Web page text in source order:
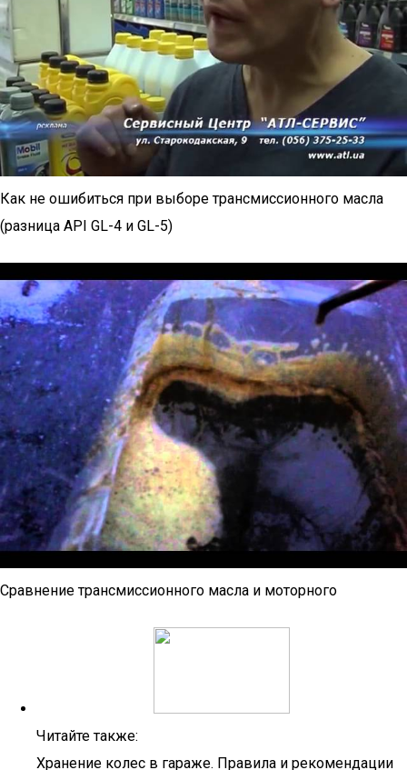
Как не ошибиться при выборе трансмиссионного масла
(разница API GL-4 и GL-5)
Сравнение трансмиссионного масла и моторного
Читайте также:
Хранение колес в гараже. Правила и рекомендации